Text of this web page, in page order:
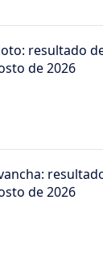
resultado
de 2026
de 2026